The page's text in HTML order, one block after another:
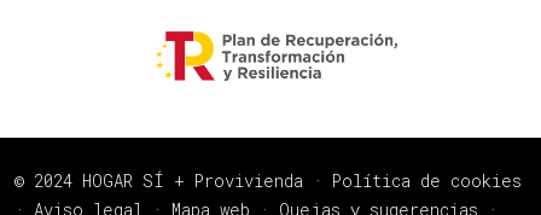
© 2024 HOGAR SÍ + Provivienda · Política de cookies
· Aviso legal · Mapa web · Quejas y sugerencias ·